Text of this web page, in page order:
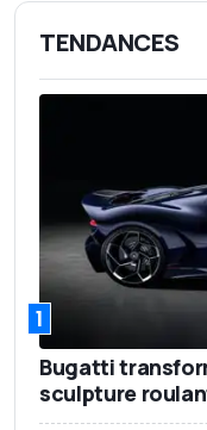
TENDANCES
1
Bugatti
sculpture